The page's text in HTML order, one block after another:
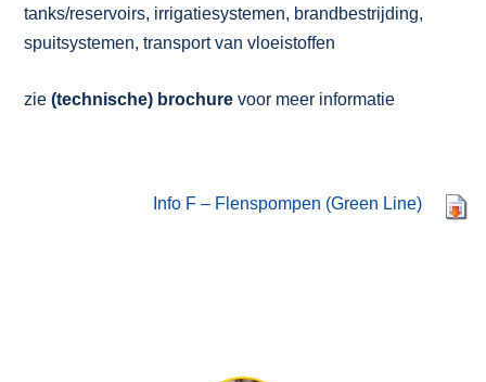
tanks/reservoirs, irrigatiesystemen, brandbestrijding,
spuitsystemen, transport van vloeistoffen
zie (technische) brochure voor meer informatie
Info F – Flenspompen (Green Line)